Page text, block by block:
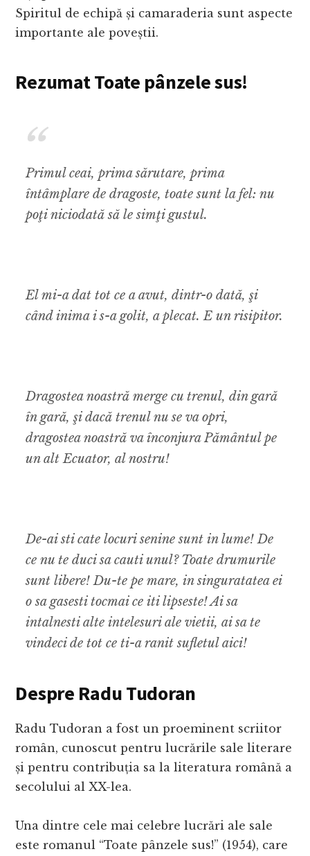
Spiritul de echipă și camaraderia sunt aspecte
importante ale poveștii.
Rezumat Toate pânzele sus!
Primul ceai, prima sărutare, prima
întâmplare de dragoste, toate sunt la fel: nu
poţi niciodată să le simţi gustul.
El mi-a dat tot ce a avut, dintr-o dată, şi
când inima i s-a golit, a plecat. E un risipitor.
Dragostea noastră merge cu trenul, din gară
în gară, şi dacă trenul nu se va opri,
dragostea noastră va înconjura Pământul pe
un alt Ecuator, al nostru!
De-ai sti cate locuri senine sunt in lume! De
ce nu te duci sa cauti unul? Toate drumurile
sunt libere! Du-te pe mare, in singuratatea ei
o sa gasesti tocmai ce iti lipseste! Ai sa
intalnesti alte intelesuri ale vietii, ai sa te
vindeci de tot ce ti-a ranit sufletul aici!
Despre Radu Tudoran
Radu Tudoran a fost un proeminent scriitor
român, cunoscut pentru lucrările sale literare
și pentru contribuția sa la literatura română a
secolului al XX-lea.
Una dintre cele mai celebre lucrări ale sale
este romanul “Toate pânzele sus!” (1954), care